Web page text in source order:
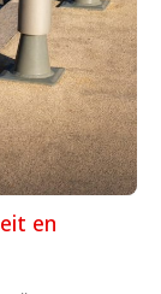
en